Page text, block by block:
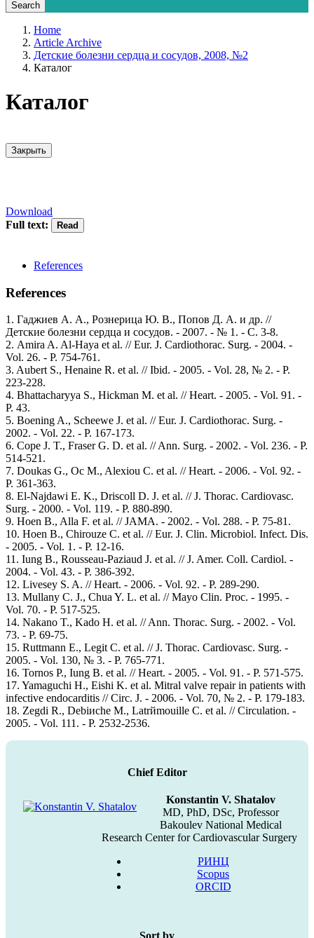
Home
Article Archive
Детские болезни сердца и сосудов, 2008, №2
Каталог
Каталог
Закрыть
Download
Full text:
References
References
1. Гаджиев А. А., Рознерица Ю. В., Попов Д. А. и др. //
Детские болезни сердца и сосудов. - 2007. - № 1. - С. 3-8.
2. Amira A. Al-Haya et al. // Eur. J. Cardiothorac. Surg. - 2004. -
Vol. 26. - P. 754-761.
3. Aubert S., Henaine R. et al. // Ibid. - 2005. - Vol. 28, № 2. - P.
223-228.
4. Bhattacharyya S., Hickman M. et al. // Heart. - 2005. - Vol. 91. -
P. 43.
5. Boening A., Scheewe J. et al. // Eur. J. Cardiothorac. Surg. -
2002. - Vol. 22. - P. 167-173.
6. Cope J. T., Fraser G. D. et al. // Ann. Surg. - 2002. - Vol. 236. - P.
514-521.
7. Doukas G., Oc M., Alexiou C. et al. // Heart. - 2006. - Vol. 92. -
P. 361-363.
8. El-Najdawi E. K., Driscoll D. J. et al. // J. Thorac. Cardiovasc.
Surg. - 2000. - Vol. 119. - P. 880-890.
9. Hoen B., Alla F. et al. // JAMA. - 2002. - Vol. 288. - P. 75-81.
10. Hoen B., Chirouze C. et al. // Eur. J. Clin. Microbiol. Infect. Dis.
- 2005. - Vol. 1. - P. 12-16.
11. Iung B., Rousseau-Paziaud J. et al. // J. Amer. Coll. Cardiol. -
2004. - Vol. 43. - P. 386-392.
12. Livesey S. A. // Heart. - 2006. - Vol. 92. - P. 289-290.
13. Mullany C. J., Chua Y. L. et al. // Mayo Clin. Proc. - 1995. -
Vol. 70. - P. 517-525.
14. Nakano T., Kado H. et al. // Ann. Thorac. Surg. - 2002. - Vol.
73. - P. 69-75.
15. Ruttmann E., Legit C. et al. // J. Thorac. Cardiovasc. Surg. -
2005. - Vol. 130, № 3. - P. 765-771.
16. Tornos P., Iung B. et al. // Heart. - 2005. - Vol. 91. - P. 571-575.
17. Yamaguchi H., Eishi K. et al. Mitral valve repair in patients with
infective endocarditis // Circ. J. - 2006. - Vol. 70, № 2. - P. 179-183.
18. Zegdi R., Debiиche M., Latrйmouille C. et al. // Circulation. -
2005. - Vol. 111. - P. 2532-2536.
Chief Editor
Konstantin V. Shatalov
MD, PhD, DSc, Professor
Bakoulev National Medical
Research Center for Cardiovascular Surgery
РИНЦ
Scopus
ORCID